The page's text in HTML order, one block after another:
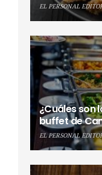
EL PERSONAL
¿Cuáles son
buffet de
EL PERSONAL